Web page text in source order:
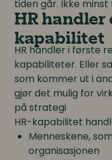
tiden går. Ikke minst
HR handler
kapabilitet
HR handler i første
kapabiliteter. Eller
som kommer ut i
gjør det mulig for
på strategi
HR-kapabilitet
Menneskene,
organisasjonen